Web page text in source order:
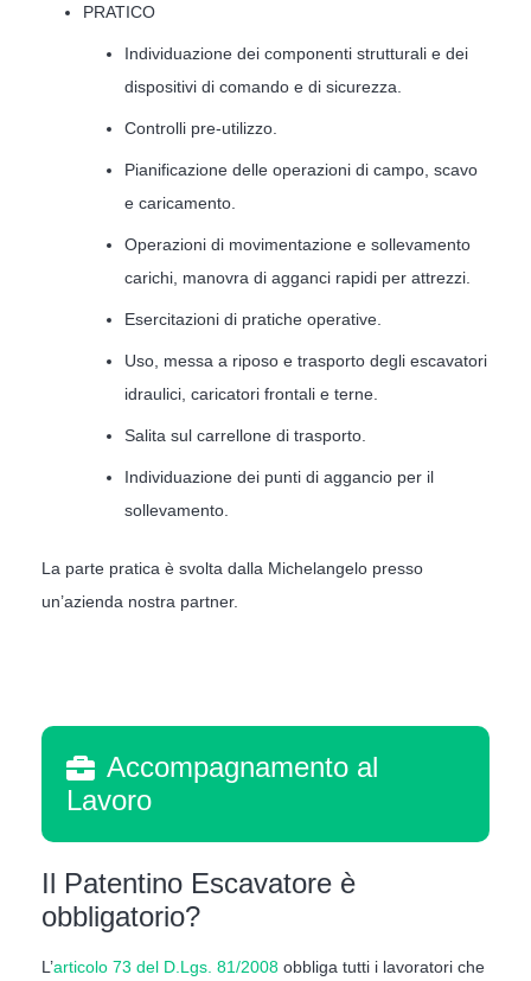
PRATICO
Individuazione dei componenti strutturali e dei
dispositivi di comando e di sicurezza.
Controlli pre-utilizzo.
Pianificazione delle operazioni di campo, scavo
e caricamento.
Operazioni di movimentazione e sollevamento
carichi, manovra di agganci rapidi per attrezzi.
Esercitazioni di pratiche operative.
Uso, messa a riposo e trasporto degli escavatori
idraulici, caricatori frontali e terne.
Salita sul carrellone di trasporto.
Individuazione dei punti di aggancio per il
sollevamento.
La parte pratica è svolta dalla Michelangelo presso
un’azienda nostra partner.
Accompagnamento al
Lavoro
Il Patentino Escavatore è
obbligatorio?
L’articolo 73 del D.Lgs. 81/2008 obbliga tutti i lavoratori che